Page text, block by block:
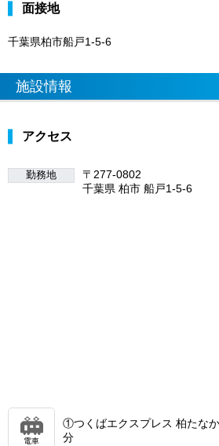
面接地
千葉県柏市船戸1-5-6
施設情報
アクセス
勤務地
〒277-0802
千葉県 柏市 船戸1-5-6
電車
①つくばエクスプレス 柏たな
分